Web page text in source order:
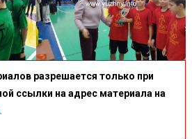
5-
9
Класи).
разрешается только при
ссылки на адрес материала на